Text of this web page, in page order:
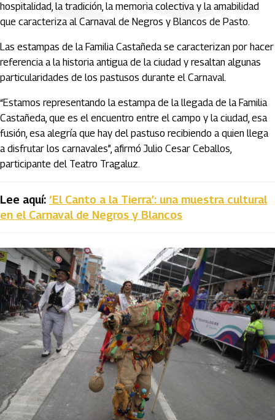
hospitalidad, la tradición, la memoria colectiva y la amabilidad
que caracteriza al Carnaval de Negros y Blancos de Pasto.
Las estampas de la Familia Castañeda se caracterizan por hacer
referencia a la historia antigua de la ciudad y resaltan algunas
particularidades de los pastusos durante el Carnaval.
“Estamos representando la estampa de la llegada de la Familia
Castañeda, que es el encuentro entre el campo y la ciudad, esa
fusión, esa alegría que hay del pastuso recibiendo a quien llega
a disfrutar los carnavales”, afirmó Julio Cesar Ceballos,
participante del Teatro Tragaluz.
Lee aquí: ‘El Canto a la Tierra’: una muestra cultural
en el Carnaval de Negros y Blancos